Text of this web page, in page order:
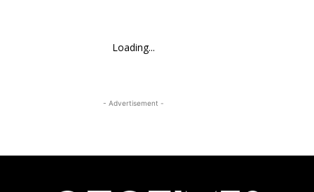
Loading...
- Advertisement -